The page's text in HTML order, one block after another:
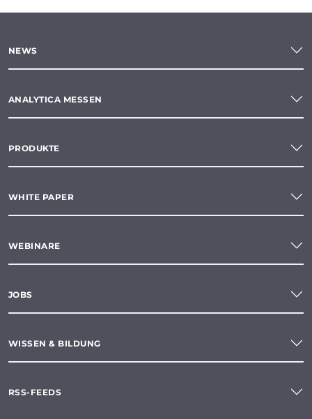
NEWS
ANALYTICA MESSEN
PRODUKTE
WHITE PAPER
WEBINARE
JOBS
WISSEN & BILDUNG
RSS-FEEDS